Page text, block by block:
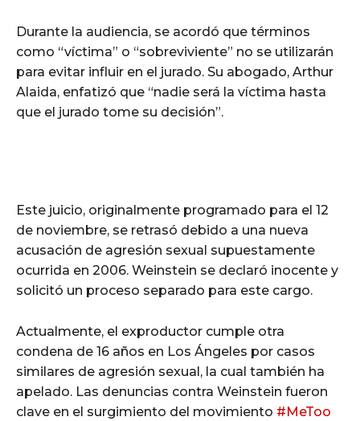
Durante la audiencia, se acordó que términos
como “víctima” o “sobreviviente” no se utilizarán
para evitar influir en el jurado. Su abogado, Arthur
Alaida, enfatizó que “nadie será la víctima hasta
que el jurado tome su decisión”.
Este juicio, originalmente programado para el 12
de noviembre, se retrasó debido a una nueva
acusación de agresión sexual supuestamente
ocurrida en 2006. Weinstein se declaró inocente y
solicitó un proceso separado para este cargo.
Actualmente, el exproductor cumple otra
condena de 16 años en Los Ángeles por casos
similares de agresión sexual, la cual también ha
apelado. Las denuncias contra Weinstein fueron
clave en el surgimiento del movimiento #MeToo